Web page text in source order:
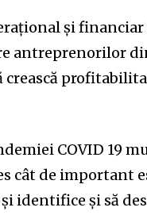
și financiar
antreprenorilor
crească
COVID 19
cât de important
identifice și să